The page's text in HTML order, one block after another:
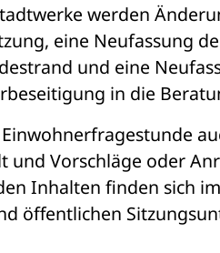
werden
eine Neufassung
und eine
in die
und Vorschläge oder
Inhalten finden sich im
öffentlichen